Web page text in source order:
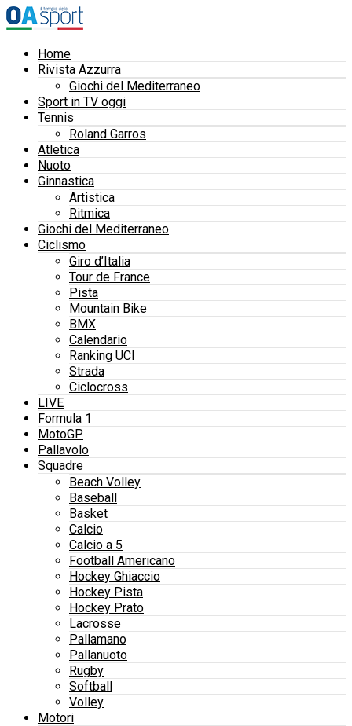
Home
Rivista Azzurra
Giochi del Mediterraneo
Sport in TV oggi
Tennis
Roland Garros
Atletica
Nuoto
Ginnastica
Artistica
Ritmica
Giochi del Mediterraneo
Ciclismo
Giro d’Italia
Tour de France
Pista
Mountain Bike
BMX
Calendario
Ranking UCI
Strada
Ciclocross
LIVE
Formula 1
MotoGP
Pallavolo
Squadre
Beach Volley
Baseball
Basket
Calcio
Calcio a 5
Football Americano
Hockey Ghiaccio
Hockey Pista
Hockey Prato
Lacrosse
Pallamano
Pallanuoto
Rugby
Softball
Volley
Motori